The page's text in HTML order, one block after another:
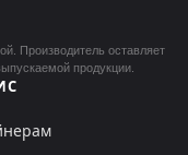
Производитель оставляет
продукции.